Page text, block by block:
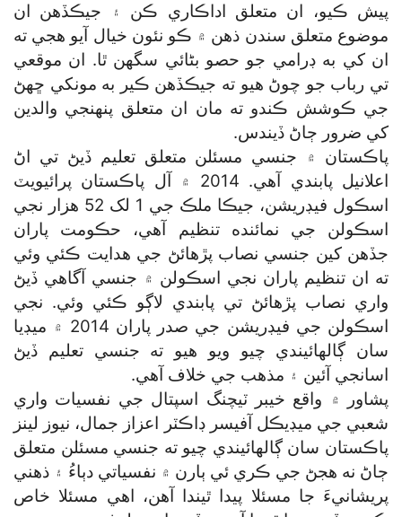
پيش ڪيو، ان متعلق اداڪاري ڪن ۽ جيڪڏهن ان
موضوع متعلق سندن ذهن ۾ ڪو نئون خيال آيو هجي ته
ان کي به ڊرامي جو حصو بڻائي سگھن ٿا. ان موقعي
تي رباب جو چوڻ هيو ته جيڪڏهن ڪير به مونکي ڇهڻ
جي ڪوشش ڪندو ته مان ان متعلق پنهنجي والدين
کي ضرور ڄاڻ ڏيندس.
پاڪستان ۾ جنسي مسئلن متعلق تعليم ڏيڻ تي اڻ
اعلانيل پابندي آهي. 2014 ۾ آل پاڪستان پرائيويٽ
اسڪول فيڊريشن، جيڪا ملڪ جي 1 لک 52 هزار نجي
اسڪولن جي نمائنده تنظيم آهي، حڪومت پاران
جڏهن کين جنسي نصاب پڙهائڻ جي هدايت ڪئي وئي
ته ان تنظيم پاران نجي اسڪولن ۾ جنسي آگاهي ڏيڻ
واري نصاب پڙهائڻ تي پابندي لاڳو ڪئي وئي. نجي
اسڪولن جي فيڊريشن جي صدر پاران 2014 ۾ ميڊيا
سان ڳالهائيندي چيو ويو هيو ته جنسي تعليم ڏيڻ
اسانجي آئين ۽ مذهب جي خلاف آهي.
پشاور ۾ واقع خيبر ٽيچنگ اسپتال جي نفسيات واري
شعبي جي ميڊيڪل آفيسر ڊاڪٽر اعزاز جمال، نيوز لينز
پاڪستان سان ڳالهائيندي چيو ته جنسي مسئلن متعلق
ڄاڻ نه هجڻ جي ڪري ئي ٻارن ۾ نفسياتي دٻاءُ ۽ ذهني
پريشانيءَ جا مسئلا پيدا ٿيندا آهن، اهي مسئلا خاص